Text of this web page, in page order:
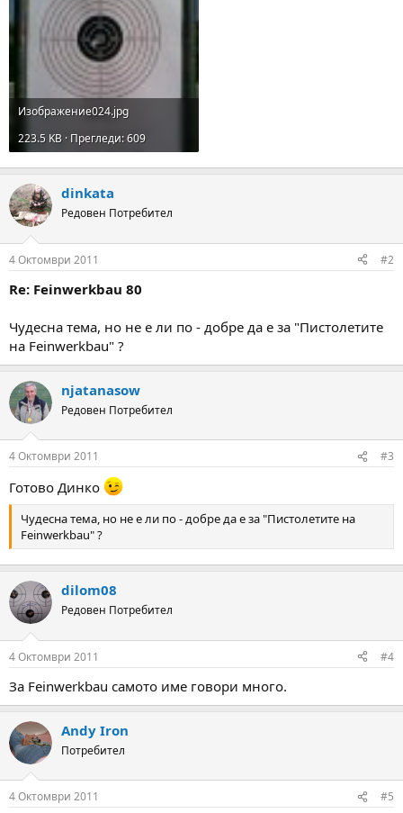
Изображение024.jpg
223.5 KB · Прегледи: 609
dinkata
Редовен Потребител
4 Октомври 2011 #2
Re: Feinwerkbau 80
Чудесна тема, но не е ли по - добре да е за "Пистолетите
на Feinwerkbau" ?
njatanasow
Редовен Потребител
4 Октомври 2011 #3
Готово Динко
Чудесна тема, но не е ли по - добре да е за "Пистолетите на
Feinwerkbau" ?
dilom08
Редовен Потребител
4 Октомври 2011 #4
За Feinwerkbau самото име говори много.
Andy Iron
Потребител
4 Октомври 2011 #5